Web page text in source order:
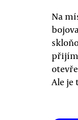
Na
Ale je